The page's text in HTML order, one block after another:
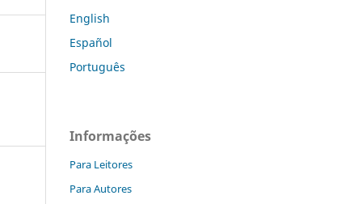
English
Español
Português
Informações
Para Leitores
Para Autores